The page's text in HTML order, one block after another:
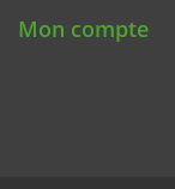
Mon compte